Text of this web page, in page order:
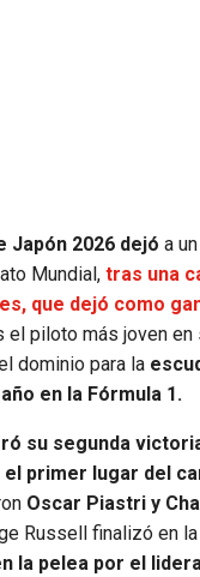
Japón 2026 dejó a
Mundial, tras una
que dejó como
el piloto más joven en
dominio para la
en la Fórmula 1.
su segunda
primer lugar del
Oscar Piastri y
Russell finalizó en
la pelea por el